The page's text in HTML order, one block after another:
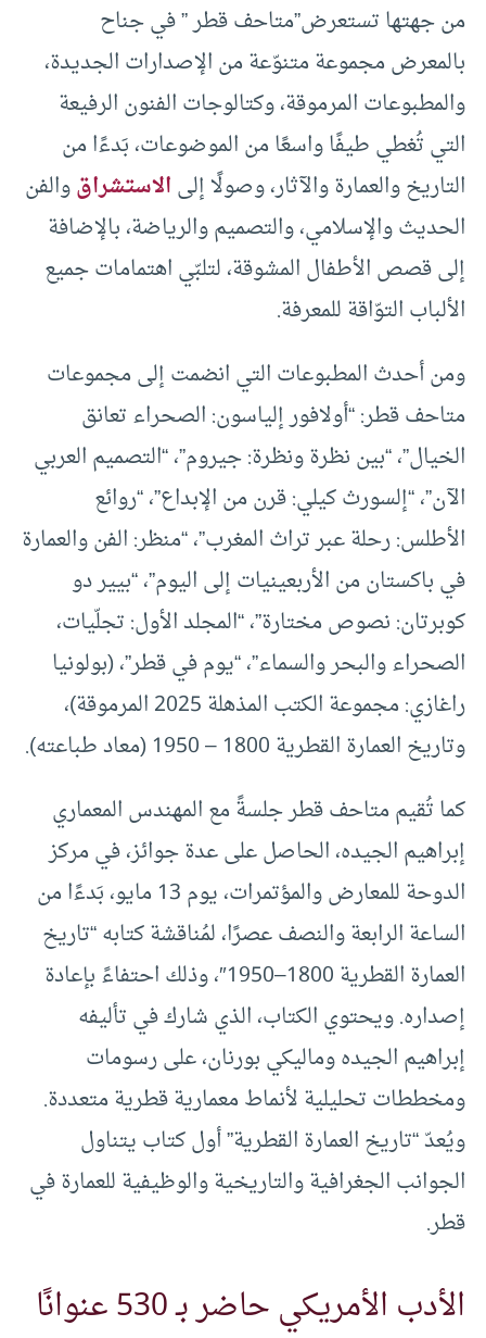
من جهتها تستعرض”متاحف قطر ” في جناح
بالمعرض مجموعة متنوّعة من الإصدارات الجديدة،
والمطبوعات المرموقة، وكتالوجات الفنون الرفيعة
التي تُغطي طيفًا واسعًا من الموضوعات، بَدءًا من
التاريخ والعمارة والآثار، وصولًا إلىالاستشراقوالفن
الحديث والإسلامي، والتصميم والرياضة، بالإضافة
إلى قصص الأطفال المشوقة، لتلبّي اهتمامات جميع
الألباب التوّاقة للمعرفة.
ومن أحدث المطبوعات التي انضمت إلى مجموعات
متاحف قطر: “أولافور إلياسون: الصحراء تعانق
الخيال”، “بين نظرة ونظرة: جيروم”، “التصميم العربي
الآن”، “إلسورث كيلي: قرن من الإبداع”، “روائع
الأطلس: رحلة عبر تراث المغرب”، “منظر: الفن والعمارة
في باكستان من الأربعينيات إلى اليوم”، “بيير دو
كوبرتان: نصوص مختارة”، “المجلد الأول: تجلّيات،
الصحراء والبحر والسماء”، “يوم في قطر”، (بولونيا
راغازي: مجموعة الكتب المذهلة 2025 المرموقة)،
وتاريخ العمارة القطرية 1800 – 1950 (معاد طباعته).
كما تُقيم متاحف قطر جلسةً مع المهندس المعماري
إبراهيم الجيده، الحاصل على عدة جوائز، في مركز
الدوحة للمعارض والمؤتمرات، يوم 13 مايو، بَدءًا من
الساعة الرابعة والنصف عصرًا، لمُناقشة كتابه “تاريخ
العمارة القطرية 1800–1950″، وذلك احتفاءً بإعادة
إصداره. ويحتوي الكتاب، الذي شارك في تأليفه
إبراهيم الجيده وماليكي بورنان، على رسومات
ومخططات تحليلية لأنماط معمارية قطرية متعددة.
ويُعدّ “تاريخ العمارة القطرية” أول كتاب يتناول
الجوانب الجغرافية والتاريخية والوظيفية للعمارة في
قطر.
الأدب الأمريكي حاضر بـ 530 عنوانًا